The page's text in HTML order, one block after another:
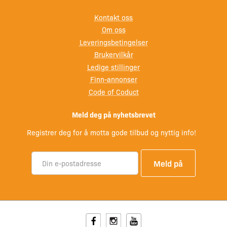
(2 x 250 ml) – Liqui Moly girolje for
sikker smøring og beskyttelse av girhuset.
Fordeler med Yamaha service-kit til FT50C
Spesialtilpasset Yamaha FT50C – riktige deler til din
Bedre driftssikkerhet – regelmessig service reduserer
risikoen for havari og driftsstans.
Kvalitetsdeler fra anerkjente leverandører som
Bosch, NGK, Liqui Moly og Recmar.
topp stand gjennom hele sesongen.
Kontakt oss
Om oss
Leveringsbetingelser
Brukervilkår
Ledige stillinger
Finn-annonser
Code of Coduct
Meld deg på nyhetsbrevet
Registrer deg for å motta gode tilbud og nyttig info!
FacebookInstagramYoutube